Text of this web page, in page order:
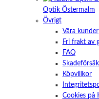
Optik Östermalm
Övrigt
Våra kunder
Fri frakt av
FAQ
Köpvillkor
Cookies på